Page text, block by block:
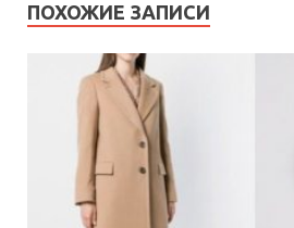
ПОХОЖИЕ ЗАПИСИ